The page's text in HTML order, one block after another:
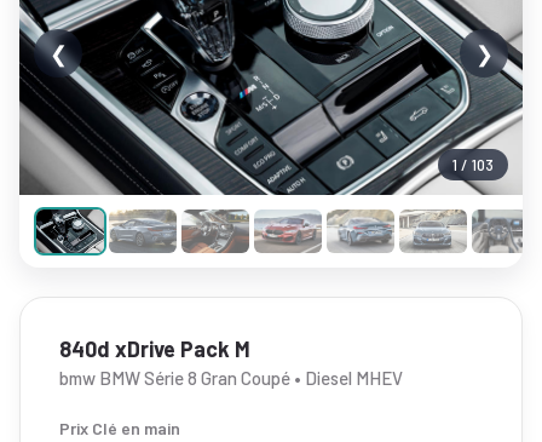
1 / 103
❮ ❯
840d xDrive Pack M
bmw BMW Série 8 Gran Coupé • Diesel MHEV
Prix Clé en main